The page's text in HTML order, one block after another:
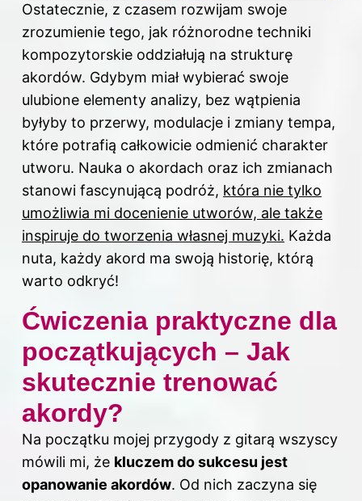
Ostatecznie, z czasem rozwijam swoje
zrozumienie tego, jak różnorodne techniki
kompozytorskie oddziałują na strukturę
akordów. Gdybym miał wybierać swoje
ulubione elementy analizy, bez wątpienia
byłyby to przerwy, modulacje i zmiany tempa,
które potrafią całkowicie odmienić charakter
utworu. Nauka o akordach oraz ich zmianach
stanowi fascynującą podróż, która nie tylko
umożliwia mi docenienie utworów, ale także
inspiruje do tworzenia własnej muzyki. Każda
nuta, każdy akord ma swoją historię, którą
warto odkryć!
Ćwiczenia praktyczne dla
początkujących – Jak
skutecznie trenować
akordy?
Na początku mojej przygody z gitarą wszyscy
mówili mi, że kluczem do sukcesu jest
opanowanie akordów. Od nich zaczyna się